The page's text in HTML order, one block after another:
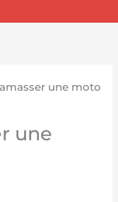
une moto
une